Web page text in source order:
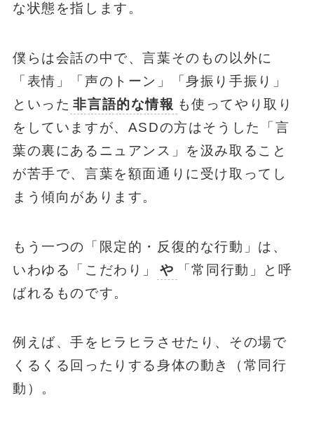
な状態を指します。
僕らは会話の中で、言葉そのもの以外に
「表情」「声のトーン」「身振り手振り」
といった 非言語的な情報 も使ってやり取り
をしていますが、ASDの方はそうした「言
葉の裏にあるニュアンス」を汲み取ること
が苦手で、言葉を額面通りに受け取ってし
まう傾向があります。
もう一つの「限定的・反復的な行動」は、
いわゆる「こだわり」
や
「常同行動」と呼
ばれるものです。
例えば、手をヒラヒラさせたり、その場で
くるくる回ったりする身体の動き（常同行
動）。